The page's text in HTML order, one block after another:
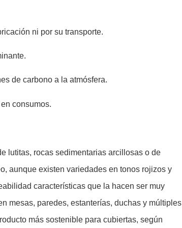
ni por su transporte.
de carbono a la atmósfera.
consumos.
lutitas, rocas sedimentarias arcillosas o de
aunque existen variedades en tonos rojizos y
características que la hacen ser muy
mesas, paredes, estanterías, duchas y múltiples
más sostenible para cubiertas, según